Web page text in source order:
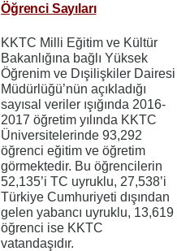
Öğrenci Sayıları
KKTC Milli Eğitim ve Kültür
Bakanlığına bağlı Yüksek
Öğrenim ve Dışilişkiler Dairesi
Müdürlüğü’nün açıkladığı
sayısal veriler ışığında 2016-
2017 öğretim yılında KKTC
Üniversitelerinde 93,292
öğrenci eğitim ve öğretim
görmektedir. Bu öğrencilerin
52,135’i TC uyruklu, 27,538’i
Türkiye Cumhuriyeti dışından
gelen yabancı uyruklu, 13,619
öğrenci ise KKTC
vatandaşıdır.